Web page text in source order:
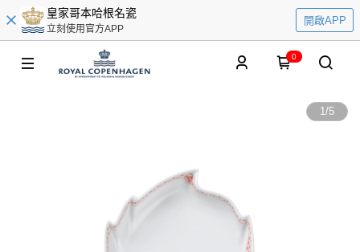
皇家哥本哈根名瓷
立刻使用官方APP
開啟APP
0
1/5